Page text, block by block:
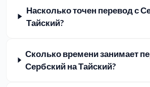
Насколько точен перевод с
Тайский?
Сколько времени занимает
Сербский на Тайский?